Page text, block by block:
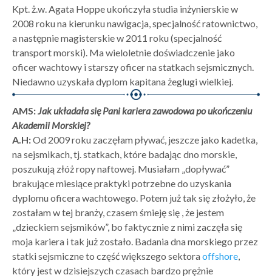
Kpt. ż.w. Agata Hoppe ukończyła studia inżynierskie w
2008 roku na kierunku nawigacja, specjalność ratownictwo,
a następnie magisterskie w 2011 roku (specjalność
transport morski). Ma wieloletnie doświadczenie jako
oficer wachtowy i starszy oficer na statkach sejsmicznych.
Niedawno uzyskała dyplom kapitana żeglugi wielkiej.
AMS: Jak układała się Pani kariera zawodowa po ukończeniu
Akademii Morskiej?
A.H:Od 2009 roku zaczęłam pływać, jeszcze jako kadetka,
na sejsmikach, tj. statkach, które badając dno morskie,
poszukują złóż ropy naftowej. Musiałam „dopływać”
brakujące miesiące praktyki potrzebne do uzyskania
dyplomu oficera wachtowego. Potem już tak się złożyło, że
zostałam w tej branży, czasem śmieję się , że jestem
„dzieckiem sejsmików”, bo faktycznie z nimi zaczęła się
moja kariera i tak już zostało. Badania dna morskiego przez
statki sejsmiczne to część większego sektoraoffshore
który jest w dzisiejszych czasach bardzo prężnie